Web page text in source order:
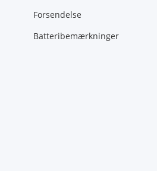
Forsendelse
Batteribemærkninger